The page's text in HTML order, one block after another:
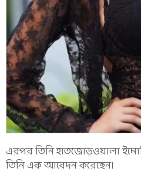
এরপর তিনি হাতজোড়ওয়ালা
তিনি এক আবেদন করেছেন।